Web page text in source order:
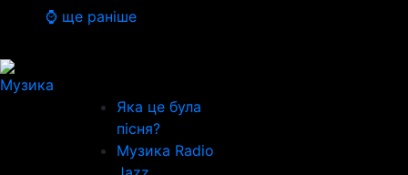
⌚ ще раніше
Музика
Яка це була
пісня?
Музика Radio